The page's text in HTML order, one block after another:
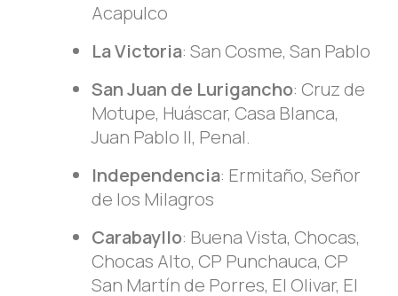
Acapulco
La Victoria: San Cosme, San Pablo
San Juan de Lurigancho: Cruz de
Motupe, Huáscar, Casa Blanca,
Juan Pablo II, Penal.
Independencia: Ermitaño, Señor
de los Milagros
Carabayllo: Buena Vista, Chocas,
Chocas Alto, CP Punchauca, CP
San Martín de Porres, El Olivar, El